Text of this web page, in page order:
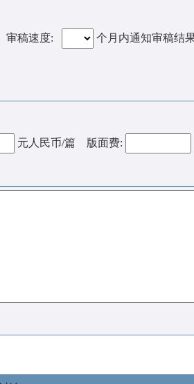
审稿速度: 个月内通知审稿结
元人民币/篇 版面费: